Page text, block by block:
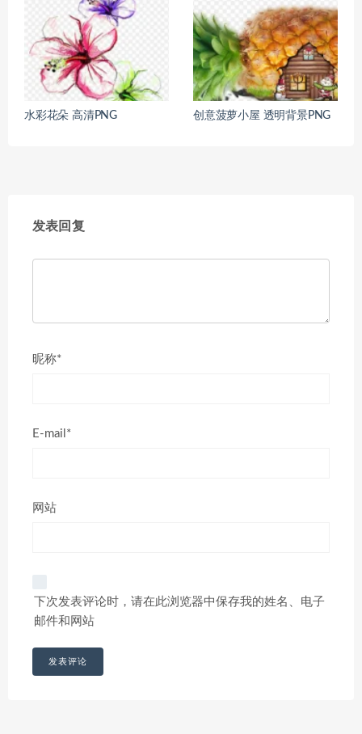
水彩花朵 高清PNG 创意菠萝小屋 透明背景PNG
发表回复
昵称*
E-mail*
网站
下次发表评论时，请在此浏览器中保存我的姓名、电子
邮件和网站